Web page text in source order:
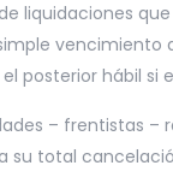
liquidaciones
vencimiento
el posterior hábil
– frentistas –
su total